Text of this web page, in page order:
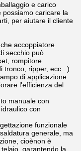
e carico
caricare la
per aiutare il cliente
accoppiatore
secchio può
rompitore
tronco, ripper, ecc...)
di applicazione
l'efficienza del
manuale con
con
funzionale
generale, ma
cioènon è
garantendo la